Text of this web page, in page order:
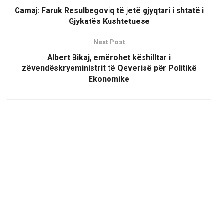
Camaj: Faruk Resulbegoviq të jetë gjyqtari i shtatë i
Gjykatës Kushtetuese
Next Post
Albert Bikaj, emërohet këshilltar i
zëvendëskryeministrit të Qeverisë për Politikë
Ekonomike